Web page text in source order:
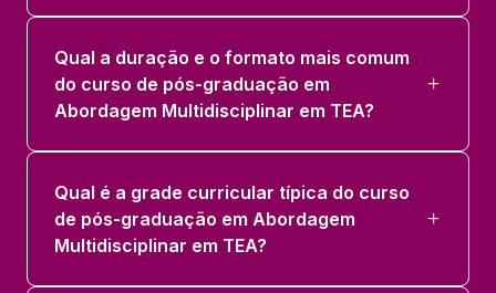
36 horas
MEDIACAO ESCOLAR
36 horas
36 horas
Qual a duração e o formato mais comum
do curso de pós-graduação em
Abordagem Multidisciplinar em TEA?
Qual é a grade curricular típica do curso
de pós-graduação em Abordagem
Multidisciplinar em TEA?